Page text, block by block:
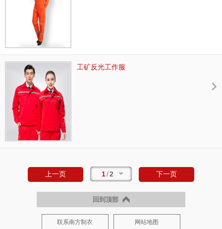
工矿反光工作服
上一页 1/2 下一页
回到顶部
联系南方制衣 网站地图